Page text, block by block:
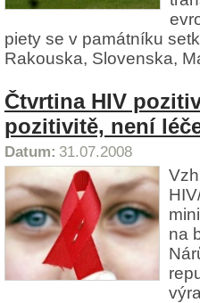
piety se v památníku
Rakouska, Slovenska,
Čtvrtina HIV
pozitivitě, není
Datum: 31.07.2008
na